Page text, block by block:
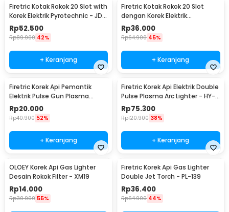
Firetric Kotak Rokok 20 Slot with
Korek Elektrik Pyrotechnic - JD-
YH051
Rp52.500
Rp89.900 42%
+ Keranjang
Firetric Kotak Rokok 20 Slot
dengan Korek Elektrik
Pyrotechnic - HD-KS-A6
Rp36.000
Rp64.900 45%
+ Keranjang
Firetric Korek Api Pemantik
Elektrik Pulse Gun Plasma
Lighter - MSDS
Rp20.000
Rp40.900 52%
+ Keranjang
Firetric Korek Api Elektrik Double
Pulse Plasma Arc Lighter - HY-
6008C
Rp75.300
Rp120.900 38%
+ Keranjang
OLOEY Korek Api Gas Lighter
Desain Rokok Filter - XM19
Rp14.000
Rp30.900 55%
Firetric Korek Api Gas Lighter
Double Jet Torch - PL-139
Rp36.400
Rp64.900 44%